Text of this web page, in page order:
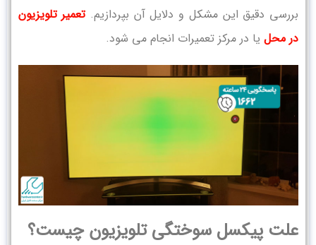
بررسی دقیق این مشکل و دلایل آن بپردازیم.تعمیر تلویزیون
در محل یا در مرکز تعمیرات انجام می شود.
علت پیکسل سوختگی تلویزیون چیست؟